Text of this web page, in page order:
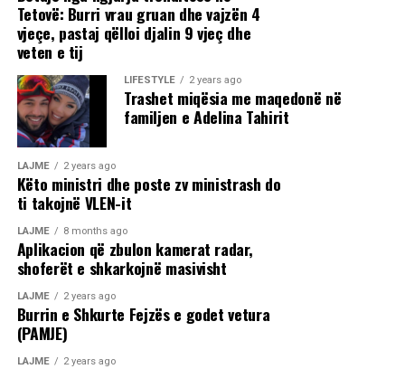
Tetovë: Burri vrau gruan dhe vajzën 4
vjeçe, pastaj qëlloi djalin 9 vjeç dhe
veten e tij
LIFESTYLE 2 years ago
Trashet miqësia me maqedonë në
familjen e Adelina Tahirit
LAJME 2 years ago
Këto ministri dhe poste zv ministrash do
ti takojnë VLEN-it
LAJME 8 months ago
Aplikacion që zbulon kamerat radar,
shoferët e shkarkojnë masivisht
LAJME 2 years ago
Burrin e Shkurte Fejzës e godet vetura
(PAMJE)
LAJME 2 years ago